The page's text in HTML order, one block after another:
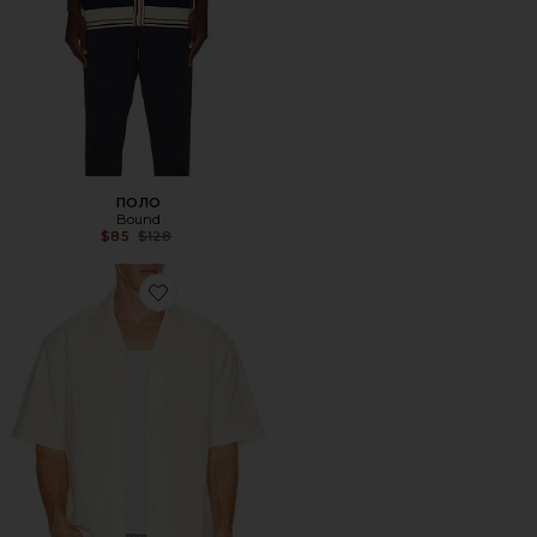
ПОЛО
Bound
$85 Previous price:
$128
Favorite РУБАШКА RIBEIRA